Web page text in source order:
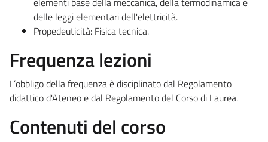
delle leggi elementari dell'elettricità.
Propedeuticità: Fisica tecnica.
Frequenza lezioni
L’obbligo della frequenza è disciplinato dal Regolamento
didattico d'Ateneo e dal Regolamento del Corso di Laurea.
Contenuti del corso